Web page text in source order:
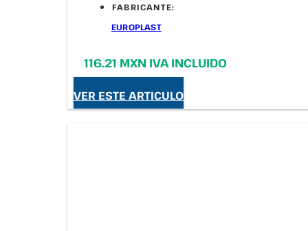
FABRICANTE:
EUROPLAST
116.21 MXN IVA INCLUIDO
VER ESTE ARTICULO